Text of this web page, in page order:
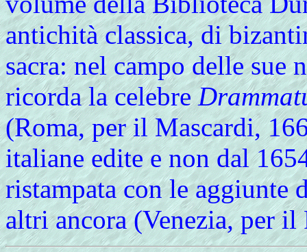
antichità classica, di
sacra: nel campo delle sue
ricorda la celebre
(Roma, per il Mascardi,
italiane edite e non dal
ristampata con le aggiunte
altri ancora (Venezia, per il